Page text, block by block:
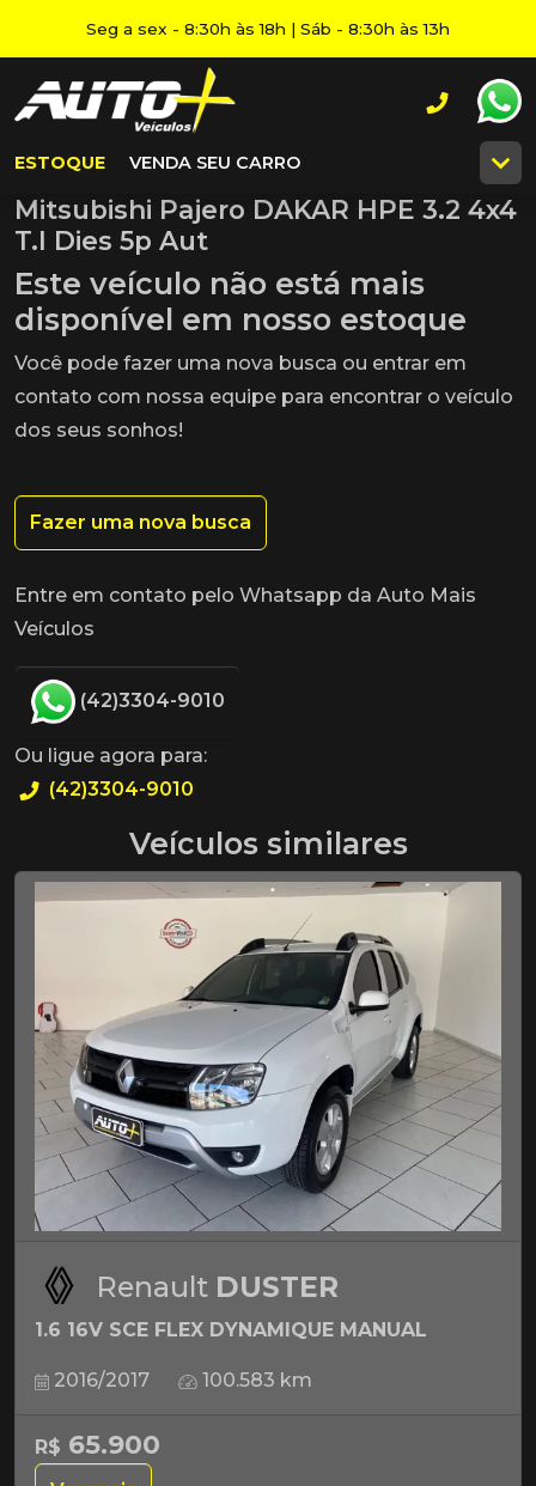
Seg a sex - 8:30h às 18h | Sáb - 8:30h às 13h
ESTOQUE VENDA SEU CARRO
Mitsubishi Pajero DAKAR HPE 3.2 4x4
T.I Dies 5p Aut
Este veículo não está mais
disponível em nosso estoque
Você pode fazer uma nova busca ou entrar em
contato com nossa equipe para encontrar o veículo
dos seus sonhos!
Fazer uma nova busca
Entre em contato pelo Whatsapp da Auto Mais
Veículos
(42)3304-9010
Ou ligue agora para:
(42)3304-9010
Veículos similares
Renault DUSTER
1.6 16V SCE FLEX DYNAMIQUE MANUAL
2016/2017 100.583 km
R$ 65.900